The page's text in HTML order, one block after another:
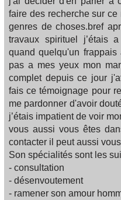
faire des recherche sur ce
genres de choses.bref
travaux spirituel j’étais
quand quelqu'un
pas a mes yeux mon
complet depuis ce jour
fais ce témoignage pour
me pardonner d'avoir
j’étais impatient de voir
vous aussi vous êtes
contacter il peut aussi
Son spécialités sont les
- consultation
- désenvoutement
- ramener son amour